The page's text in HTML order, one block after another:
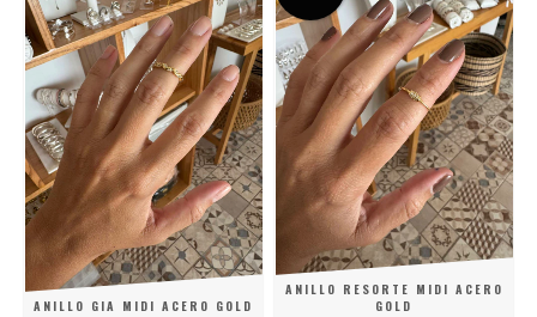
ANILLO GIA MIDI ACERO GOLD
ANILLO RESORTE MIDI ACERO
GOLD